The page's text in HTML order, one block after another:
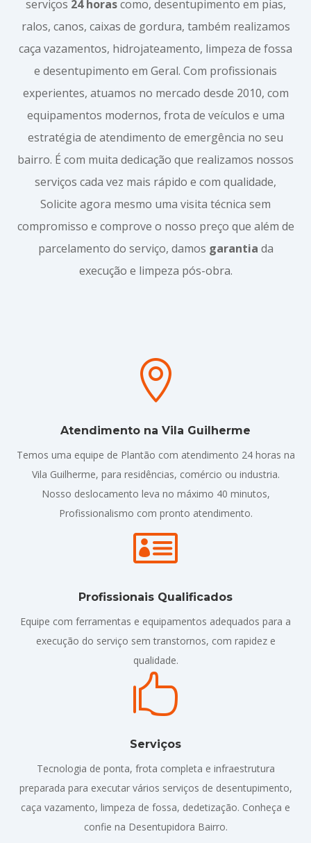
serviços 24 horascomo, desentupimento em pias,
ralos, canos, caixas de gordura, também realizamos
caça vazamentos, hidrojateamento, limpeza de fossa
e desentupimento em Geral. Com profissionais
experientes, atuamos no mercado desde 2010, com
equipamentos modernos, frota de veículos e uma
estratégia de atendimento de emergência no seu
bairro. É com muita dedicação que realizamos nossos
serviços cada vez mais rápido e com qualidade,
Solicite agora mesmo uma visita técnica sem
compromisso e comprove o nosso preço que além de
parcelamento do serviço, damos garantia da
execução e limpeza pós-obra.

Atendimento na Vila Guilherme
Temos uma equipe de Plantão com atendimento 24 horas na
Vila Guilherme, para residências, comércio ou industria.
Nosso deslocamento leva no máximo 40 minutos,
Profissionalismo com pronto atendimento.

Profissionais Qualificados
Equipe com ferramentas e equipamentos adequados para a
execução do serviço sem transtornos, com rapidez e
qualidade.

Serviços
Tecnologia de ponta, frota completa e infraestrutura
preparada para executar vários serviços de desentupimento,
caça vazamento, limpeza de fossa, dedetização. Conheça e
confie na Desentupidora Bairro.